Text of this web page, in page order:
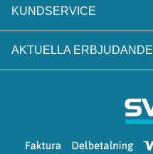
KUNDSERVICE
AKTUELLA ERBJUDANDE